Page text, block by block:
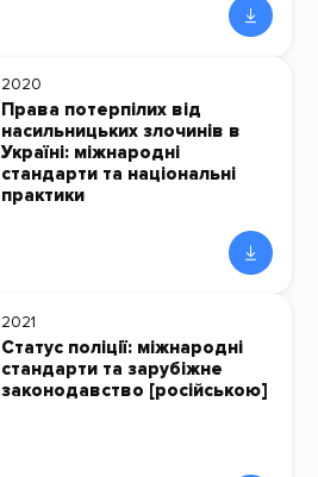
2020
Права потерпілих від
насильницьких злочинів в
Україні: міжнародні
стандарти та національні
практики
2021
Статус поліції: міжнародні
стандарти та зарубіжне
законодавство [російською]